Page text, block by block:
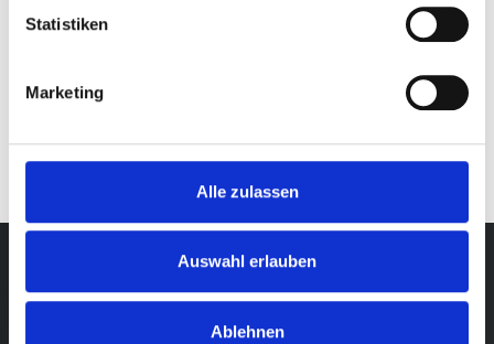
Statistiken
Marketing
Alle zulassen
Auswahl erlauben
Ablehnen
sie bieten. Außerdem finden Sie in unserer Ausstellung eine
beeindruckende Auswahl an Kaminöfen führender Hersteller –